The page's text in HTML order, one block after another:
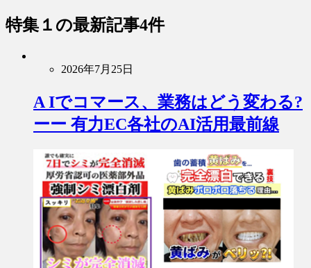
特集１ の最新記事4件
2026年7月25日
A Iでコマース、業務はどう変わる?
ーー 有力EC各社のAI活用最前線